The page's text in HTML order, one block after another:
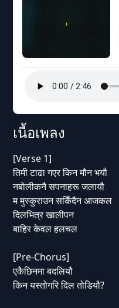
เนื้อเพลง
[Verse 1]
तिमी टाढा गएर किन मौन भयौ
नबोलीकनै सपनाहरू जलायौ
म मुस्कुराउन सकिँदैन आजकल
दिलभित्र खालीपन
बाहिर केवल हलचल
[Pre-Chorus]
एकैछिनमा बदलियौ
किन यस्तोगरि दिल तोडियौ?